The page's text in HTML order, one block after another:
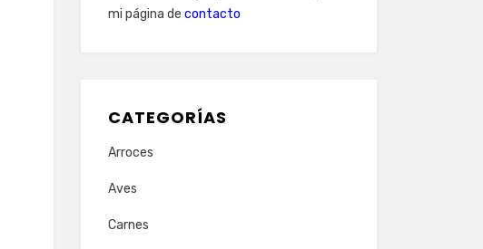
mi página de contacto
CATEGORÍAS
Arroces
Aves
Carnes